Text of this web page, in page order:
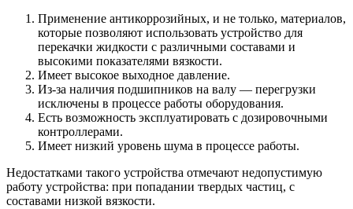
Применение антикоррозийных, и не только, материалов,
которые позволяют использовать устройство для
перекачки жидкости с различными составами и
высокими показателями вязкости.
Имеет высокое выходное давление.
Из-за наличия подшипников на валу — перегрузки
исключены в процессе работы оборудования.
Есть возможность эксплуатировать с дозировочными
контроллерами.
Имеет низкий уровень шума в процессе работы.
Недостатками такого устройства отмечают недопустимую
работу устройства: при попадании твердых частиц, с
составами низкой вязкости.